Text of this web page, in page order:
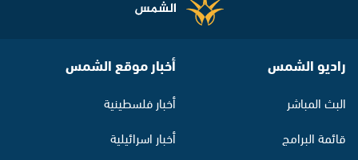
راديو الشمس
البث المباشر
قائمة البرامج
أخبار موقع الشمس
أخبار فلسطينية
أخبار اسرائيلية